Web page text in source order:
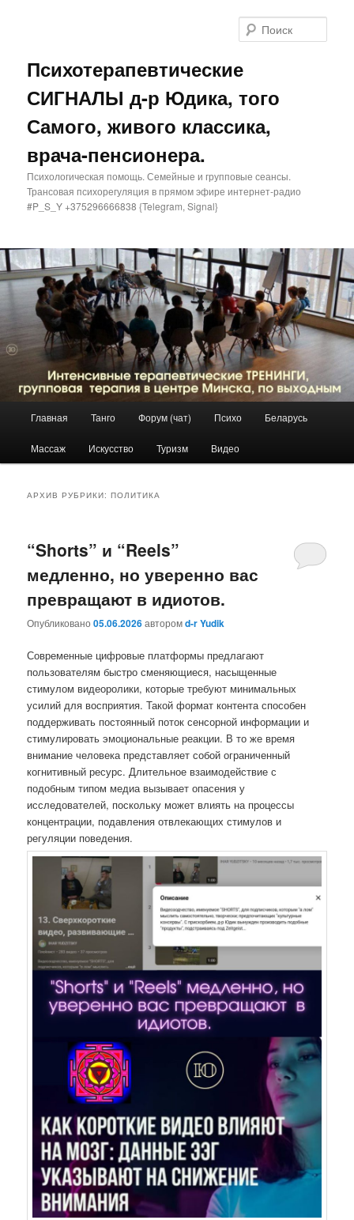
Психотерапевтические
СИГНАЛЫ д-р Юдика, того
Самого, живого классика,
врача-пенсионера.
Психологическая помощь. Семейные и групповые сеансы.
Трансовая психорегуляция в прямом эфире интернет-радио
#P_S_Y +375296666838 {Telegram, Signal}
Перейти
к
Перейти
к
Главная Танго Форум (чат) Психо Беларусь
Массаж Искусство Туризм Видео
АРХИВ РУБРИКИ:ПОЛИТИКА
“Shorts” и “Reels”
медленно, но уверенно вас
превращают в идиотов.
Опубликовано05.06.2026авторомd-r Yudik
Современные цифровые платформы предлагают
пользователям быстро сменяющиеся, насыщенные
стимулом видеоролики, которые требуют минимальных
усилий для восприятия. Такой формат контента способен
поддерживать постоянный поток сенсорной информации и
стимулировать эмоциональные реакции. В то же время
внимание человека представляет собой ограниченный
когнитивный ресурс. Длительное взаимодействие с
подобным типом медиа вызывает опасения у
исследователей, поскольку может влиять на процессы
концентрации, подавления отвлекающих стимулов и
регуляции поведения.